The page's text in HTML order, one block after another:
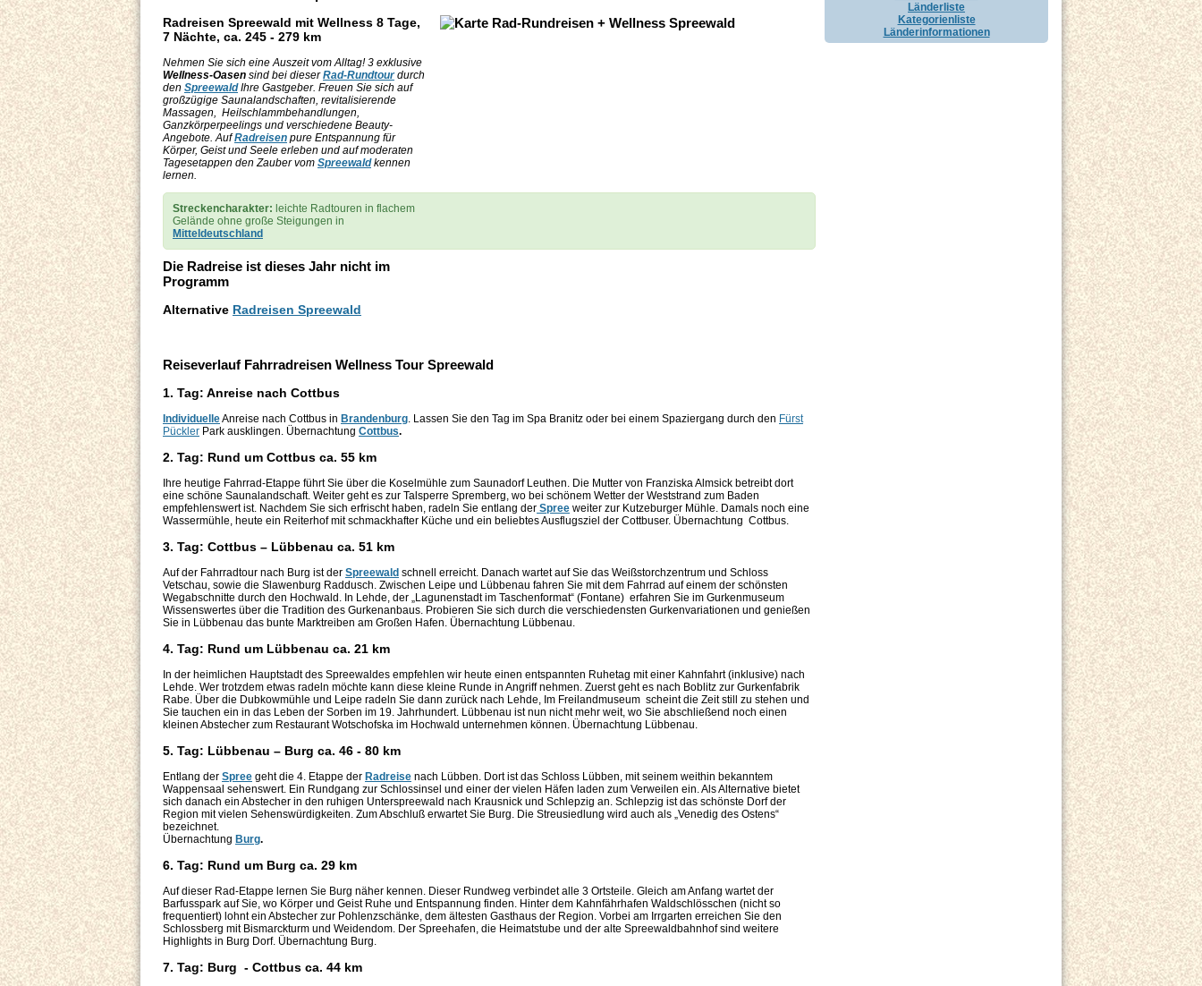
Radreisen Spreewald mit Wellness 8 Tage,
7 Nächte, ca. 245 - 279 km
Nehmen Sie sich eine Auszeit vom Alltag! 3 exklusive
Wellness-Oasen sind bei dieserRad-Rundtourdurch
den SpreewaldIhre Gastgeber. Freuen Sie sich auf
großzügige Saunalandschaften, revitalisierende
Massagen, Heilschlammbehandlungen,
Ganzkörperpeelings und verschiedene Beauty-
Angebote. AufRadreisen pure Entspannung für
Körper, Geist und Seele erleben und auf moderaten
Tagesetappen den Zauber vom Spreewaldkennen
lernen.
Streckencharakter: leichte Radtouren in flachem
Gelände ohne große Steigungen in
Mitteldeutschland
Die Radreise ist dieses Jahr nicht im
Programm
Alternative Radreisen Spreewald
Reiseverlauf Fahrradreisen Wellness Tour Spreewald
1. Tag: Anreise nach Cottbus
IndividuelleAnreise nach Cottbus in Brandenburg. Lassen Sie den Tag im Spa Branitz oder bei einem Spaziergang durch den Fürst
Pückler Park ausklingen. Übernachtung Cottbus.
2. Tag: Rund um Cottbus ca. 55 km
Ihre heutige Fahrrad-Etappe führt Sie über die Koselmühle zum Saunadorf Leuthen. Die Mutter von Franziska Almsick betreibt dort
eine schöne Saunalandschaft. Weiter geht es zur Talsperre Spremberg, wo bei schönem Wetter der Weststrand zum Baden
empfehlenswert ist. Nachdem Sie sich erfrischt haben, radeln Sie entlang der Spree weiter zur Kutzeburger Mühle. Damals noch eine
Wassermühle, heute ein Reiterhof mit schmackhafter Küche und ein beliebtes Ausflugsziel der Cottbuser. Übernachtung Cottbus.
3. Tag: Cottbus – Lübbenau ca. 51 km
Auf der Fahrradtour nach Burg ist der Spreewald schnell erreicht. Danach wartet auf Sie das Weißstorchzentrum und Schloss
Vetschau, sowie die Slawenburg Raddusch. Zwischen Leipe und Lübbenau fahren Sie mit dem Fahrrad auf einem der schönsten
Wegabschnitte durch den Hochwald. In Lehde, der „Lagunenstadt im Taschenformat“ (Fontane) erfahren Sie im Gurkenmuseum
Wissenswertes über die Tradition des Gurkenanbaus. Probieren Sie sich durch die verschiedensten Gurkenvariationen und genießen
Sie in Lübbenau das bunte Marktreiben am Großen Hafen. Übernachtung Lübbenau.
4. Tag: Rund um Lübbenau ca. 21 km
In der heimlichen Hauptstadt des Spreewaldes empfehlen wir heute einen entspannten Ruhetag mit einer Kahnfahrt (inklusive) nach
Lehde. Wer trotzdem etwas radeln möchte kann diese kleine Runde in Angriff nehmen. Zuerst geht es nach Boblitz zur Gurkenfabrik
Rabe. Über die Dubkowmühle und Leipe radeln Sie dann zurück nach Lehde, Im Freilandmuseum scheint die Zeit still zu stehen und
Sie tauchen ein in das Leben der Sorben im 19. Jahrhundert. Lübbenau ist nun nicht mehr weit, wo Sie abschließend noch einen
kleinen Abstecher zum Restaurant Wotschofska im Hochwald unternehmen können. Übernachtung Lübbenau.
5. Tag: Lübbenau – Burg ca. 46 - 80 km
Entlang der Spree geht die 4. Etappe der Radreise nach Lübben. Dort ist das Schloss Lübben, mit seinem weithin bekanntem
Wappensaal sehenswert. Ein Rundgang zur Schlossinsel und einer der vielen Häfen laden zum Verweilen ein. Als Alternative bietet
sich danach ein Abstecher in den ruhigen Unterspreewald nach Krausnick und Schlepzig an. Schlepzig ist das schönste Dorf der
Region mit vielen Sehenswürdigkeiten. Zum Abschluß erwartet Sie Burg. Die Streusiedlung wird auch als „Venedig des Ostens“
bezeichnet.
Übernachtung Burg.
6. Tag: Rund um Burg ca. 29 km
Auf dieser Rad-Etappe lernen Sie Burg näher kennen. Dieser Rundweg verbindet alle 3 Orts­teile. Gleich am Anfang wartet der
Barfusspark auf Sie, wo Körper und Geist Ruhe und Entspannung finden. Hinter dem Kahnfähr­hafen Waldschlösschen (nicht so
frequentiert) lohnt ein Abstecher zur Pohlenzschänke, dem ältesten Gasthaus der Region. Vorbei am Irr­garten erreichen Sie den
Schlossberg mit Bis­marckturm und Weidendom. Der Spreehafen, die Heimatstube und der alte Spreewald­bahnhof sind weitere
Highlights in Burg Dorf. Übernachtung Burg.
7. Tag: Burg - Cottbus ca. 44 km
Länderliste
Kategorienliste
Länderinformationen